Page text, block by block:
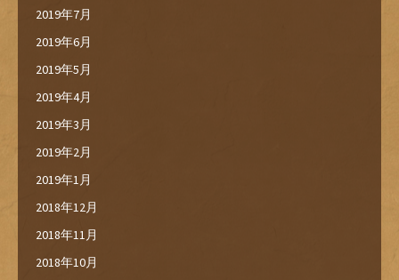
2019年7月
2019年6月
2019年5月
2019年4月
2019年3月
2019年2月
2019年1月
2018年12月
2018年11月
2018年10月